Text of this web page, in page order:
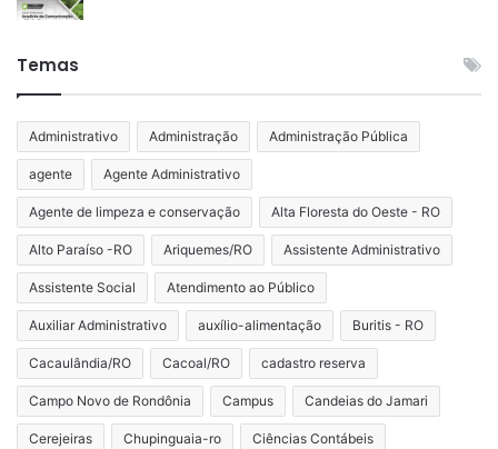
Temas
Administrativo Administração Administração Pública
agente Agente Administrativo
Agente de limpeza e conservação Alta Floresta do Oeste - RO
Alto Paraíso -RO Ariquemes/RO Assistente Administrativo
Assistente Social Atendimento ao Público
Auxiliar Administrativo auxílio-alimentação Buritis - RO
Cacaulândia/RO Cacoal/RO cadastro reserva
Campo Novo de Rondônia Campus Candeias do Jamari
Cerejeiras Chupinguaia-ro Ciências Contábeis